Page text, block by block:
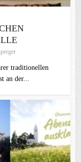
traditionellen
an der...